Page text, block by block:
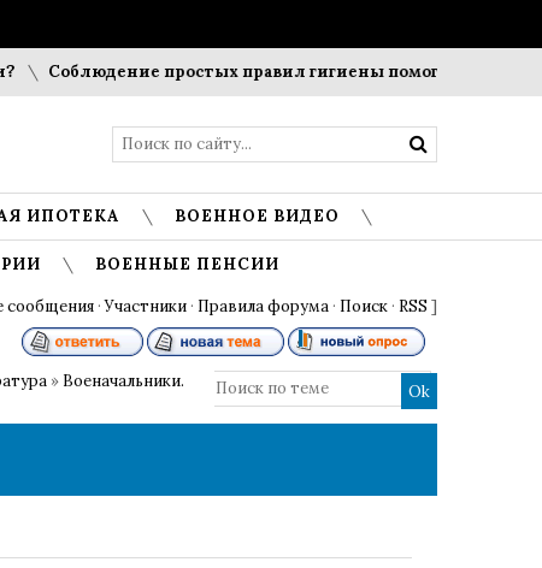
Соблюдение простых правил гигиены помогает
ИПОТЕКА ВОЕННОЕ ВИДЕО
ВОЕННЫЕ ПЕНСИИ
сообщения ·Участники · Правила форума · Поиск · RSS ]
» Военачальники.